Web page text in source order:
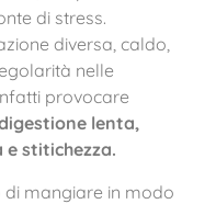
di stress.
diversa, caldo,
nelle
provocare
lenta,
stitichezza.
di mangiare in modo